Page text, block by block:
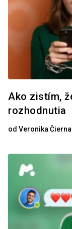
Ako zistím,
rozhodnutia
od Veronika Čierna